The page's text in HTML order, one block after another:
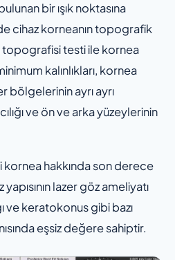
bir ışık noktasına
cihaz korneanın topografik
topografisi testi ile kornea
kalınlıkları, kornea
bölgelerinin ayrı ayrı
ve ön ve arka yüzeylerinin
hakkında son derece
lazer göz ameliyatı
ve keratokonus gibi bazı
eşsiz değere sahiptir.